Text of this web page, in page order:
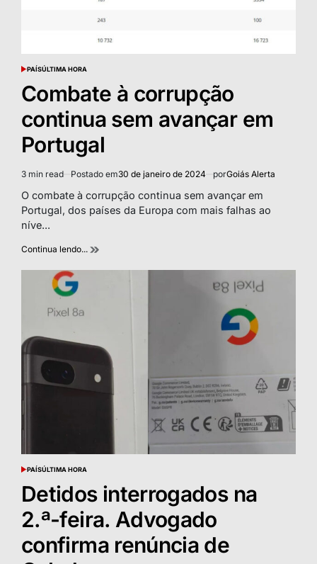
POSTED
PAÍSÚLTIMA HORA
Combate à corrupção
continua sem avançar em
Portugal
Estimated
read
time
3 min read Postado em30 de janeiro de 2024 porGoiás Alerta
O combate à corrupção continua sem avançar em
Portugal, dos países da Europa com mais falhas ao
níve...
Continua lendo...
POSTED
PAÍSÚLTIMA HORA
Detidos interrogados na
2.ª-feira. Advogado
confirma renúncia de